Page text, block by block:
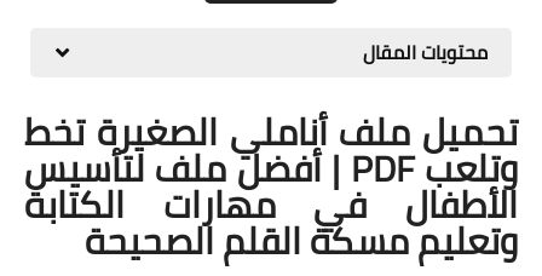
محتويات المقال
تحميل ملف أناملي الصغيرة تخط
وتلعب PDF | أفضل ملف لتأسيس
الأطفال في مهارات الكتابة
وتعليم مسكة القلم الصحيحة